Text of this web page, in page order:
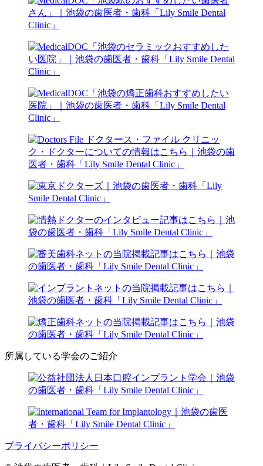
所属している学会のご紹介
プライバシーポリシー